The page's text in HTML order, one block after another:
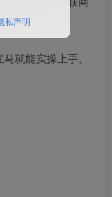
就能实操上手。
私声明